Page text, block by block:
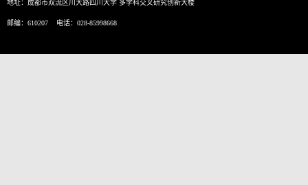
地址：成都市双流区川大路四川大学 多学科交叉研究创新大楼
邮编：610207 电话：028-85998668